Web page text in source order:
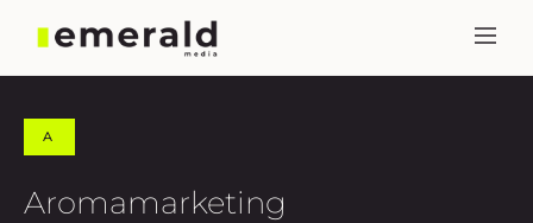
A
Aromamarketing